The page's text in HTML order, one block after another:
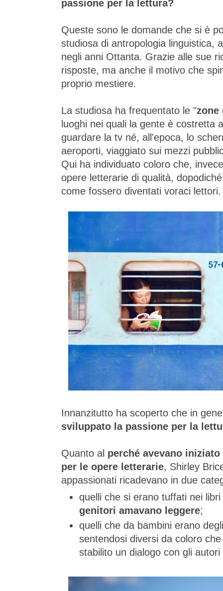
passione per la lettura?
Queste sono le domande che si è
studiosa di antropologia linguistica,
negli anni Ottanta. Grazie alle sue
risposte, ma anche il motivo che
proprio mestiere.
La studiosa ha frequentato le "zone
luoghi nei quali la gente è costretta
guardare la tv né, all'epoca, lo
aeroporti, viaggiato sui mezzi
Qui ha individuato coloro che,
opere letterarie di qualità,
come fossero diventati voraci lettori.
Innanzitutto ha scoperto che in
sviluppato la passione per la
Quanto al perché avevano
per le opere letterarie, Shirley
appassionati ricadevano in due
quelli che si erano tuffati nei
genitori amavano leggere;
quelli che da bambini erano
sentendosi diversi da coloro
stabilito un dialogo con gli